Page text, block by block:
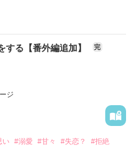
読む
がら寝ている相手は・・・
もてる男なのに、好きな子
人。
が『頑張ったね』と慰める
めてくれる人がいませ
ますか？』そう答えた隼
する【番外編追加】 完
ジ
い #溺愛 #甘々 #失恋？
#拒絶